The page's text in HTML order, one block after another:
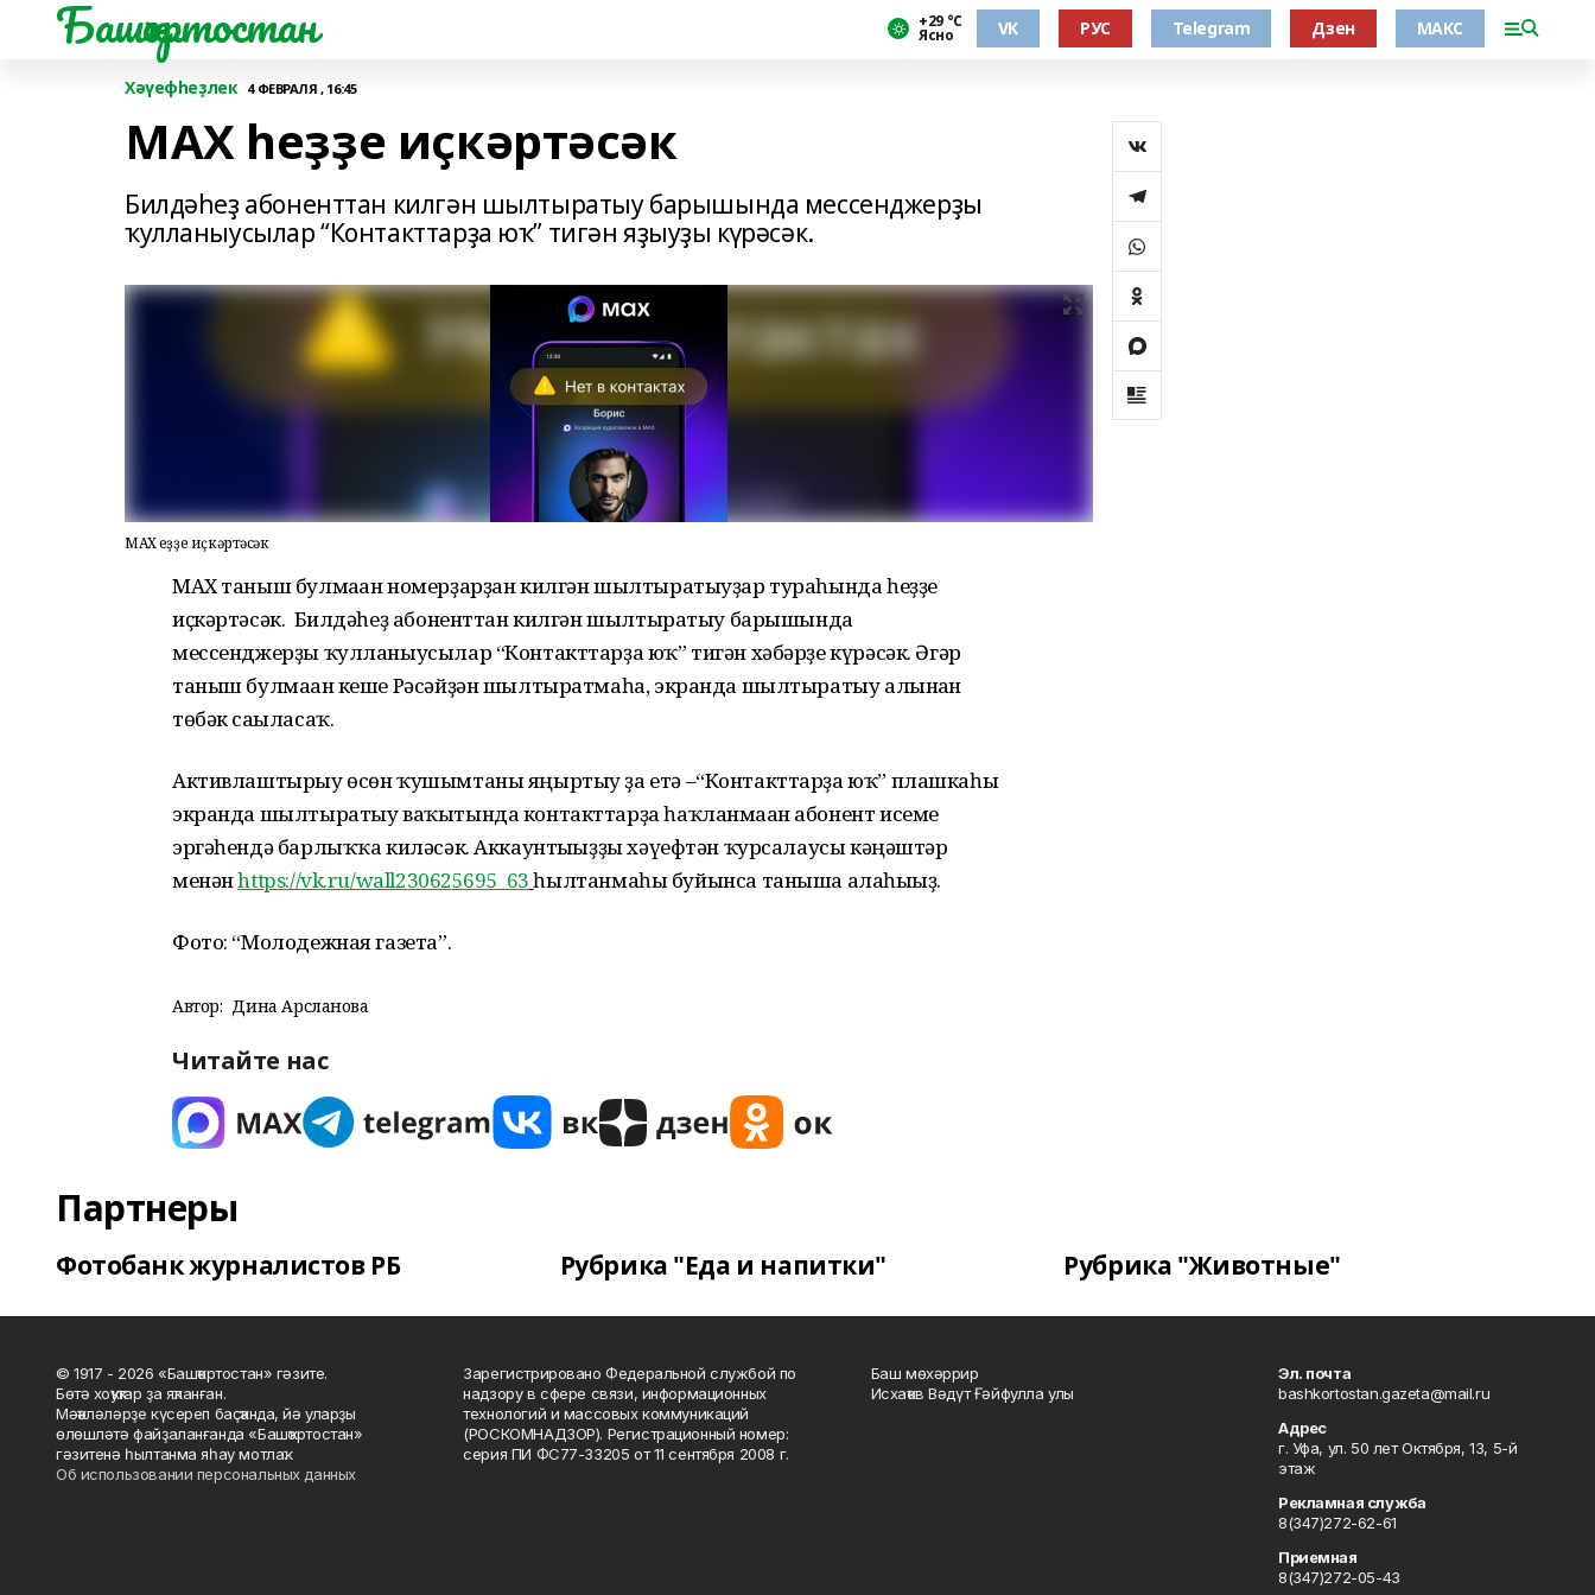
Башҡортостан +29 °С
Ясно VK РУС Telegram Дзен МАКС
Хәүефһеҙлек 4 ФЕВРАЛЯ , 16:45
МАХ һеҙҙе иҫкәртәсәк
Билдәһеҙ абоненттан килгән шылтыратыу барышында мессенджерҙы
ҡулланыусылар “Контакттарҙа юҡ” тигән яҙыуҙы күрәсәк.
МАХ һеҙҙе иҫкәртәсәк
МАХ таныш булмаған номерҙарҙан килгән шылтыратыуҙар тураһында һеҙҙе
иҫкәртәсәк. Билдәһеҙ абоненттан килгән шылтыратыу барышында
мессенджерҙы ҡулланыусылар “Контакттарҙа юҡ” тигән хәбәрҙе күрәсәк. Әгәр
таныш булмаған кеше Рәсәйҙән шылтыратмаһа, экранда шылтыратыу алынған
төбәк сағыласаҡ.
Активлаштырыу өсөн ҡушымтаны яңыртыу ҙа етә –“Контакттарҙа юҡ” плашкаһы
экранда шылтыратыу ваҡытында контакттарҙа һаҡланмаған абонент исеме
эргәһендә барлыҡҡа киләсәк. Аккаунтығыҙҙы хәүефтән ҡурсалаусы кәңәштәр
менәнhttps://vk.ru/wall230625695_63һылтанмаһы буйынса таныша алаһығыҙ.
Фото: “Молодежная газета”.
Автор: Дина Арсланова
Читайте нас
Партнеры
Фотобанк журналистов РБ Рубрика "Еда и напитки" Рубрика "Животные"
© 1917 - 2026 «Башҡортостан» гәзите.
Бөтә хоҡуҡтар ҙа яҡланған.
Мәҡәләләрҙе күсереп баҫҡанда, йә уларҙы
өлөшләтә файҙаланғанда «Башҡортостан»
гәзитенә һылтанма яһау мотлаҡ.
Об использовании персональных данных
Зарегистрировано Федеральной службой по
надзору в сфере связи, информационных
технологий и массовых коммуникаций
(РОСКОМНАДЗОР). Регистрационный номер:
серия ПИ ФС77-33205 от 11 сентября 2008 г.
Баш мөхәррир
Исхаҡов Вәдүт Ғәйфулла улы
Эл. почта
bashkortostan.gazeta@mail.ru
Адрес
г. Уфа, ул. 50 лет Октября, 13, 5-й
этаж
Рекламная служба
8(347)272-62-61
Приемная
8(347)272-05-43